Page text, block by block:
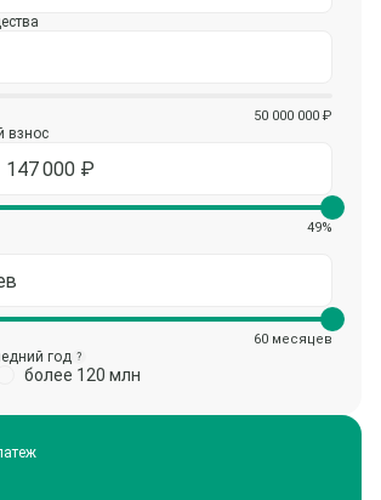
50 000 000 ₽
взнос
49%
60 месяцев
год ?
более 120 млн